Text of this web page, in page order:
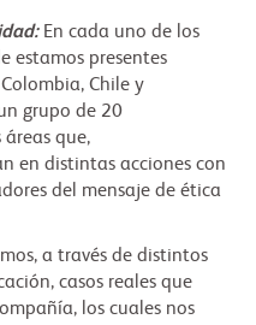
En cada uno de los
estamos presentes
Chile y
grupo de 20
que,
en distintas acciones con
del mensaje de ética
a través de distintos
casos reales que
los cuales nos